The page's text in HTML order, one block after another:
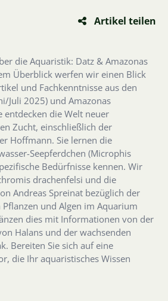
Artikel teilen
die Aquaristik: Datz & Amazonas
Überblick werfen wir einen Blick
und Fachkenntnisse aus den
Juli 2025) und Amazonas
entdecken die Welt neuer
Zucht, einschließlich der
Hoffmann. Sie lernen die
Seepferdchen (Microphis
Bedürfnisse kennen. Wir
drachenfelsi und die
Andreas Spreinat bezüglich der
und Algen im Aquarium
dies mit Informationen von der
Halans und der wachsenden
Bereiten Sie sich auf eine
die Ihr aquaristisches Wissen